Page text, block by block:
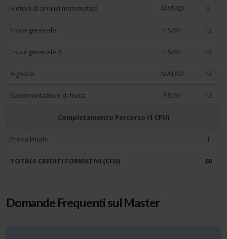
Metodi di analisi matematica MAT/05 6
Fisica generale FIS/01 12
Fisica generale 2 FIS/01 12
Algebra MAT/02 12
Sperimentazioni di fisica FIS/01 12
Completamento Percorso (1 CFU)
Prova Finale 1
TOTALE CREDITI FORMATIVI (CFU) 60
Domande Frequenti sul Master